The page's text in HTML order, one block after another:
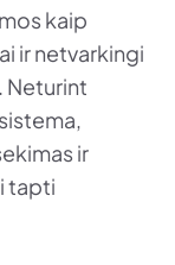
kaip
ir netvarkingi
Neturint
ir
tapti